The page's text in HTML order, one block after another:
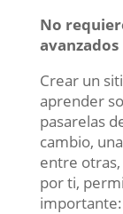
No
avanzados
Crear un
aprender
pasarelas
cambio,
entre
por ti,
importante: